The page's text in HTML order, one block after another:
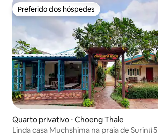
Preferido dos hóspedes
Preferido dos hóspedes
Quarto privativo ⋅ Choeng Thale
Linda casa Muchshima na praia de Surin#5